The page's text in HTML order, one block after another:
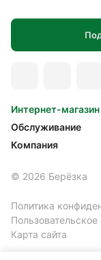
Интернет-магазин
Обслуживание
Компания
© 2026 Берёзка
Политика
Карта сайта